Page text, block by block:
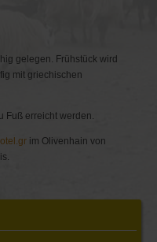
gelegen. Frühstück wird
mit griechischen
Fuß erreicht werden.
im Olivenhain von